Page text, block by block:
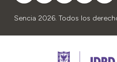
Sencia 2026. Todos los